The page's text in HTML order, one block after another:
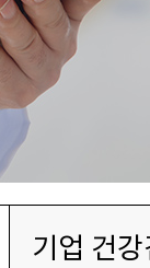
기업 건